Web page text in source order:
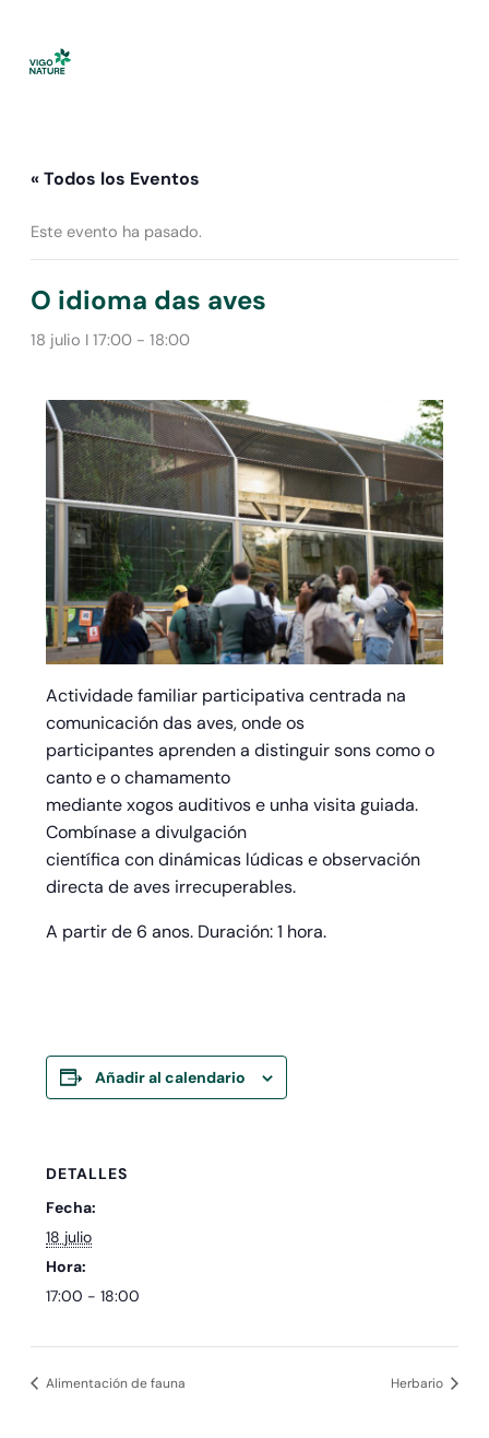
contenido
« Todos los Eventos
Este evento ha pasado.
O idioma das aves
18 julio I 17:00- 18:00
Actividade familiar participativa centrada na
comunicación das aves, onde os
participantes aprenden a distinguir sons como o
canto e o chamamento
mediante xogos auditivos e unha visita guiada.
Combínase a divulgación
científica con dinámicas lúdicas e observación
directa de aves irrecuperables.
A partir de 6 anos. Duración: 1 hora.
Añadir al calendario
DETALLES
Fecha:
18 julio
Hora:
17:00 - 18:00
Alimentación de fauna Herbario